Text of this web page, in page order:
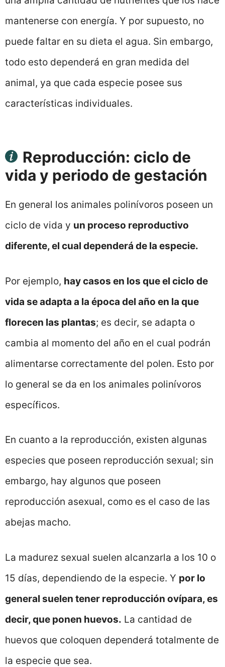
mantenerse con energía. Y por supuesto, no
puede faltar en su dieta el agua. Sin embargo,
todo esto dependerá en gran medida del
animal, ya que cada especie posee sus
características individuales.
Reproducción: ciclo de
vida y periodo de gestación
En general los animales polinívoros poseen un
ciclo de vida y un proceso reproductivo
diferente, el cual dependerá de la especie.
Por ejemplo, hay casos en los que el ciclo de
vida se adapta a la época del año en la que
florecen las plantas; es decir, se adapta o
cambia al momento del año en el cual podrán
alimentarse correctamente del polen. Esto por
lo general se da en los animales polinívoros
específicos.
En cuanto a la reproducción, existen algunas
especies que poseen reproducción sexual; sin
embargo, hay algunos que poseen
reproducción asexual, como es el caso de las
abejas macho.
La madurez sexual suelen alcanzarla a los 10 o
15 días, dependiendo de la especie. Y por lo
general suelen tener reproducción ovípara, es
decir, que ponen huevos. La cantidad de
huevos que coloquen dependerá totalmente de
la especie que sea.